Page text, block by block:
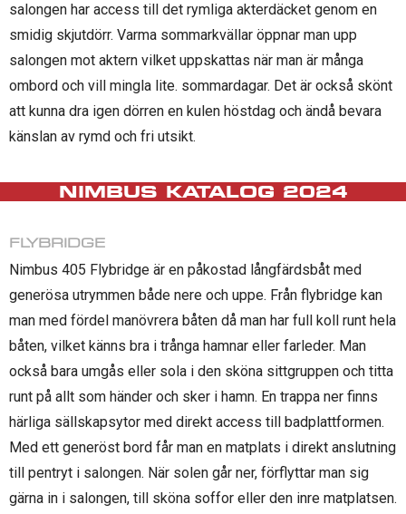
salongen har access till det rymliga akterdäcket genom en
smidig skjutdörr. Varma sommarkvällar öppnar man upp
salongen mot aktern vilket uppskattas när man är många
ombord och vill mingla lite. sommardagar. Det är också skönt
att kunna dra igen dörren en kulen höstdag och ändå bevara
känslan av rymd och fri utsikt.
NIMBUS KATALOG 2024
FLYBRIDGE
Nimbus 405 Flybridge är en påkostad långfärdsbåt med
generösa utrymmen både nere och uppe. Från flybridge kan
man med fördel manövrera båten då man har full koll runt hela
båten, vilket känns bra i trånga hamnar eller farleder. Man
också bara umgås eller sola i den sköna sittgruppen och titta
runt på allt som händer och sker i hamn. En trappa ner finns
härliga sällskapsytor med direkt access till badplattformen.
Med ett generöst bord får man en matplats i direkt anslutning
till pentryt i salongen. När solen går ner, förflyttar man sig
gärna in i salongen, till sköna soffor eller den inre matplatsen.